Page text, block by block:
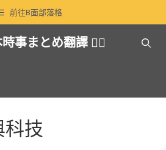
前往B面部落格
事まとめ翻譯 🏳️‍🌈
科技